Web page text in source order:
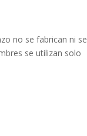
no se fabrican ni se
se utilizan solo